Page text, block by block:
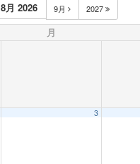
8月 2026 9月 2027
月
3